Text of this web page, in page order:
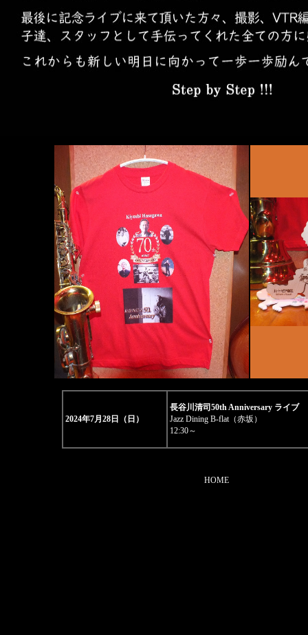
2024年7月28日（日）
長谷川清司50th Anniversary ライブ
Jazz Dining B-flat（赤坂）
12:30～
HOME